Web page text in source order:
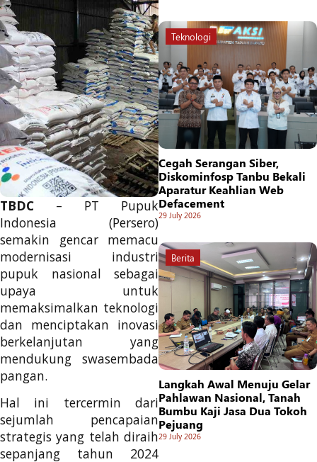
TBDC – PT Pupuk
Indonesia (Persero)
semakin gencar memacu
modernisasi industri
pupuk nasional sebagai
upaya untuk
memaksimalkan teknologi
dan menciptakan inovasi
berkelanjutan yang
mendukung swasembada
pangan.
Hal ini tercermin dari
sejumlah pencapaian
strategis yang telah diraih
sepanjang tahun 2024
Teknologi
Cegah Serangan Siber,
Diskominfosp Tanbu Bekali
Aparatur Keahlian Web
Defacement
29 July 2026
Berita
Langkah Awal Menuju Gelar
Pahlawan Nasional, Tanah
Bumbu Kaji Jasa Dua Tokoh
Pejuang
29 July 2026